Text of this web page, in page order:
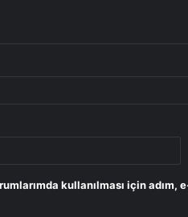
kullanılması için adım,